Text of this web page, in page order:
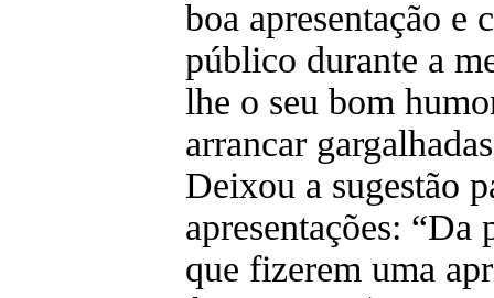
boa apresentação e
público durante a
lhe o seu bom
arrancar
Deixou a sugestão
apresentações: “Da
que fizerem uma